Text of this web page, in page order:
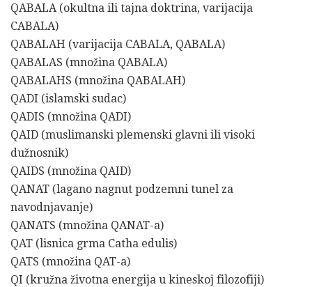
QABALA (okultna ili tajna doktrina, varijacija
CABALA)
QABALAH (varijacija CABALA, QABALA)
QABALAS (množina QABALA)
QABALAHS (množina QABALAH)
QADI (islamski sudac)
QADIS (množina QADI)
QAID (muslimanski plemenski glavni ili visoki
dužnosnik)
QAIDS (množina QAID)
QANAT (lagano nagnut podzemni tunel za
navodnjavanje)
QANATS (množina QANAT-a)
QAT (lisnica grma Catha edulis)
QATS (množina QAT-a)
QI (kružna životna energija u kineskoj filozofiji)